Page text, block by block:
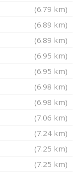
(6.79 km)
(6.89 km)
(6.89 km)
(6.95 km)
(6.95 km)
(6.98 km)
(6.98 km)
(7.06 km)
(7.24 km)
(7.25 km)
(7.25 km)